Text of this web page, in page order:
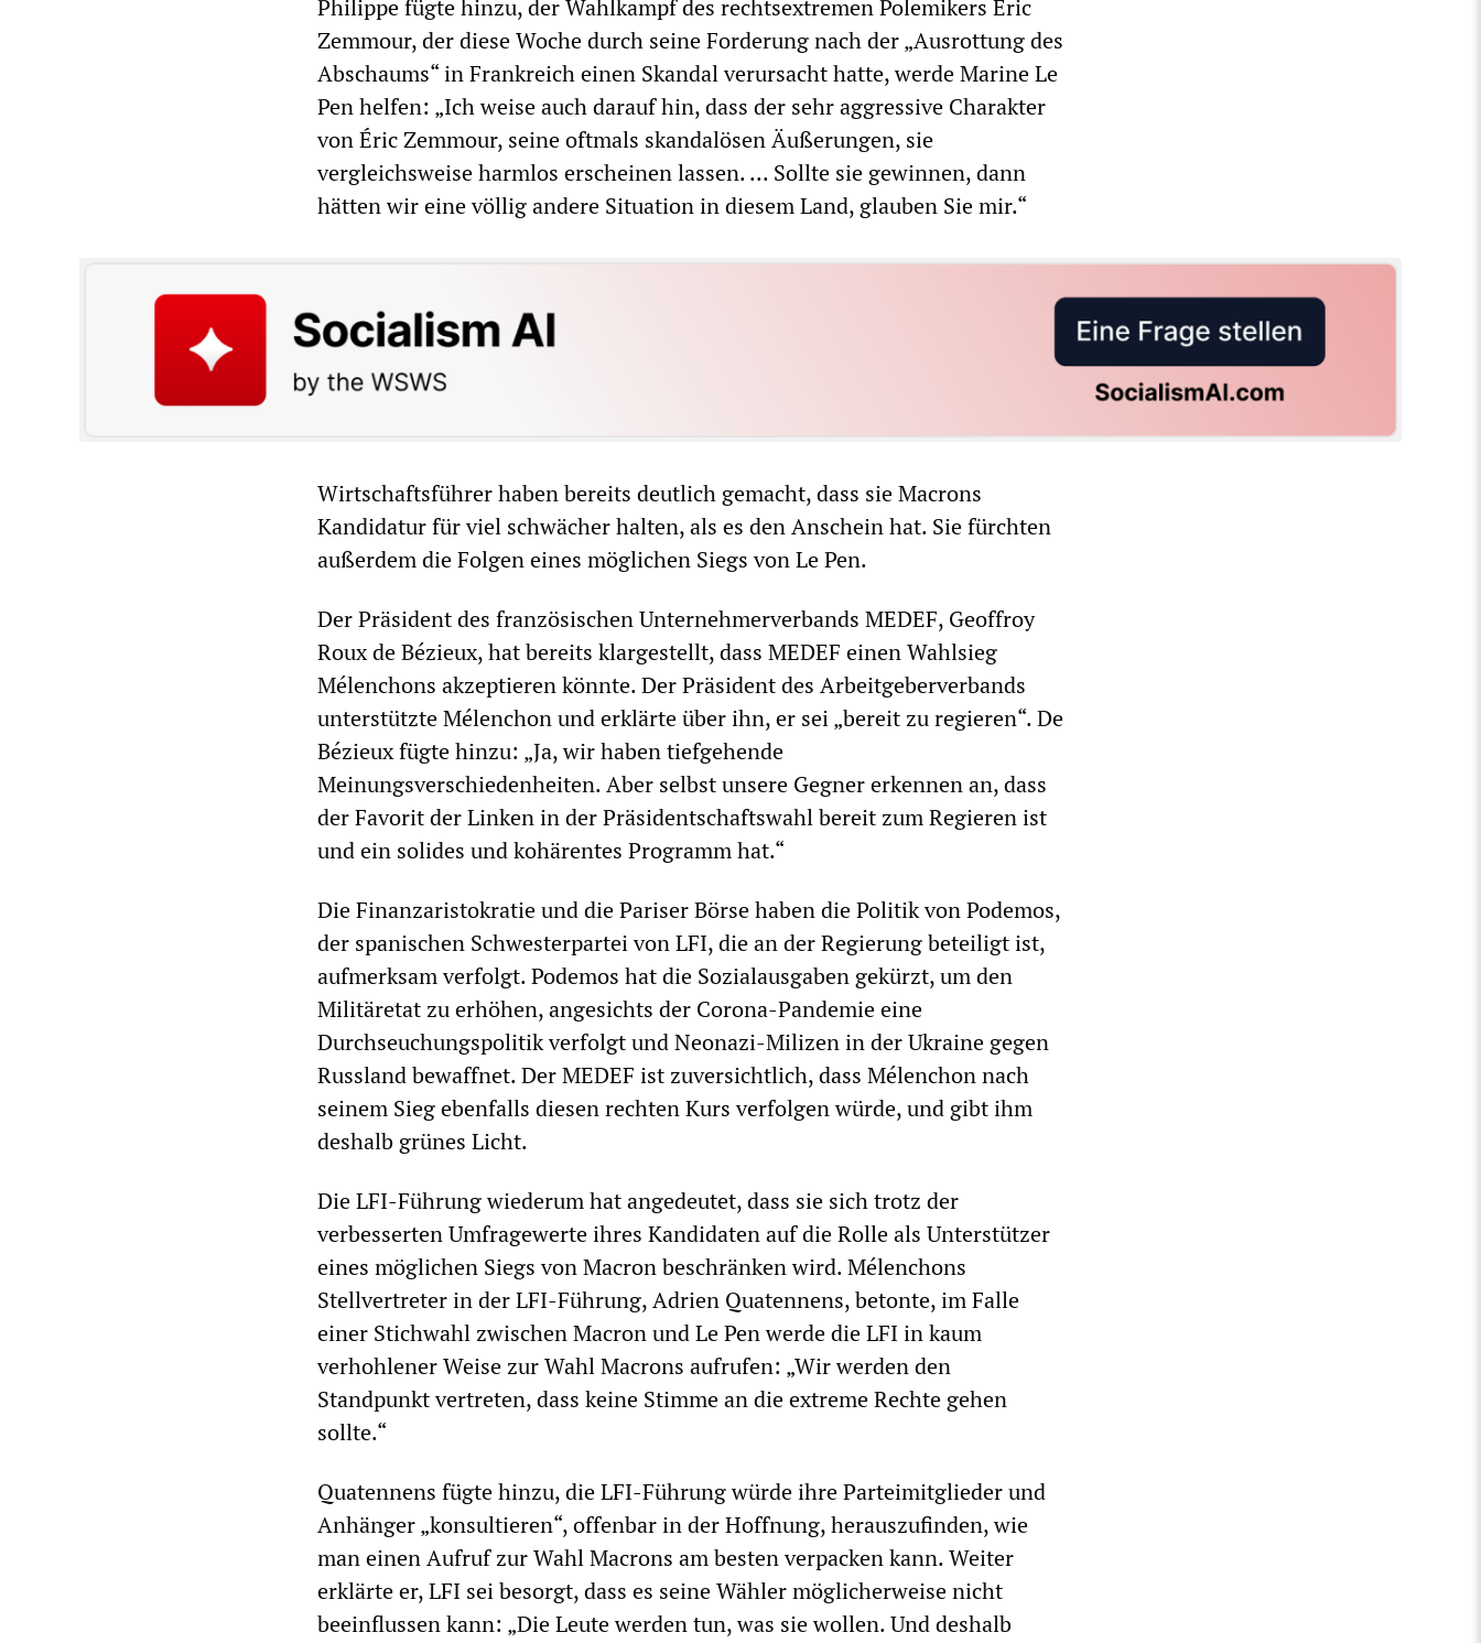
Philippe fügte hinzu, der Wahlkampf des rechtsextremen Polemikers Éric
Zemmour, der diese Woche durch seine Forderung nach der „Ausrottung des
Abschaums“ in Frankreich einen Skandal verursacht hatte, werde Marine Le
Pen helfen: „Ich weise auch darauf hin, dass der sehr aggressive Charakter
von Éric Zemmour, seine oftmals skandalösen Äußerungen, sie
vergleichsweise harmlos erscheinen lassen. ... Sollte sie gewinnen, dann
hätten wir eine völlig andere Situation in diesem Land, glauben Sie mir.“
Wirtschaftsführer haben bereits deutlich gemacht, dass sie Macrons
Kandidatur für viel schwächer halten, als es den Anschein hat. Sie fürchten
außerdem die Folgen eines möglichen Siegs von Le Pen.
Der Präsident des französischen Unternehmerverbands MEDEF, Geoffroy
Roux de Bézieux, hat bereits klargestellt, dass MEDEF einen Wahlsieg
Mélenchons akzeptieren könnte. Der Präsident des Arbeitgeberverbands
unterstützte Mélenchon und erklärte über ihn, er sei „bereit zu regieren“. De
Bézieux fügte hinzu: „Ja, wir haben tiefgehende
Meinungsverschiedenheiten. Aber selbst unsere Gegner erkennen an, dass
der Favorit der Linken in der Präsidentschaftswahl bereit zum Regieren ist
und ein solides und kohärentes Programm hat.“
Die Finanzaristokratie und die Pariser Börse haben die Politik von Podemos,
der spanischen Schwesterpartei von LFI, die an der Regierung beteiligt ist,
aufmerksam verfolgt. Podemos hat die Sozialausgaben gekürzt, um den
Militäretat zu erhöhen, angesichts der Corona-Pandemie eine
Durchseuchungspolitik verfolgt und Neonazi-Milizen in der Ukraine gegen
Russland bewaffnet. Der MEDEF ist zuversichtlich, dass Mélenchon nach
seinem Sieg ebenfalls diesen rechten Kurs verfolgen würde, und gibt ihm
deshalb grünes Licht.
Die LFI-Führung wiederum hat angedeutet, dass sie sich trotz der
verbesserten Umfragewerte ihres Kandidaten auf die Rolle als Unterstützer
eines möglichen Siegs von Macron beschränken wird. Mélenchons
Stellvertreter in der LFI-Führung, Adrien Quatennens, betonte, im Falle
einer Stichwahl zwischen Macron und Le Pen werde die LFI in kaum
verhohlener Weise zur Wahl Macrons aufrufen: „Wir werden den
Standpunkt vertreten, dass keine Stimme an die extreme Rechte gehen
sollte.“
Quatennens fügte hinzu, die LFI-Führung würde ihre Parteimitglieder und
Anhänger „konsultieren“, offenbar in der Hoffnung, herauszufinden, wie
man einen Aufruf zur Wahl Macrons am besten verpacken kann. Weiter
erklärte er, LFI sei besorgt, dass es seine Wähler möglicherweise nicht
beeinflussen kann: „Die Leute werden tun, was sie wollen. Und deshalb